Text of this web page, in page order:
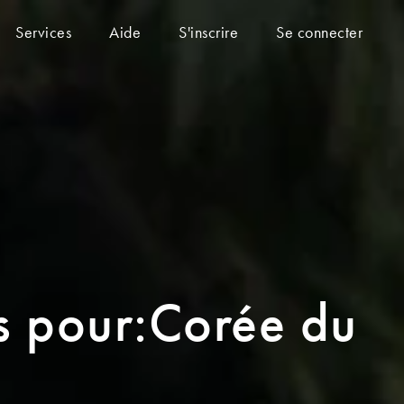
Services Aide S'inscrire Se connecter
pour:Corée du